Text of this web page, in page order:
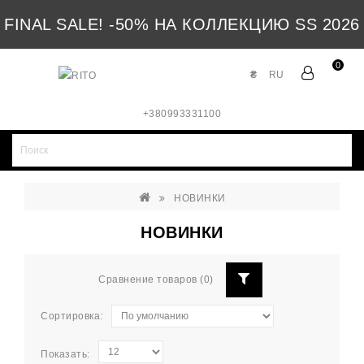
FINAL SALE! -50% НА КОЛЛЕКЦИЮ SS 2026
0
RU
₴
+380993331100
НОВИНКИ
НОВИНКИ
Сравнение товаров (0)
Сортировка:
Показать: